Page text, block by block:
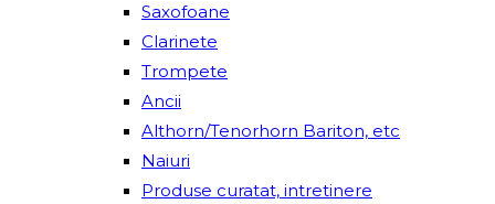
Saxofoane
Clarinete
Trompete
Ancii
Althorn/Tenorhorn Bariton, etc
Naiuri
Produse curatat, intretinere